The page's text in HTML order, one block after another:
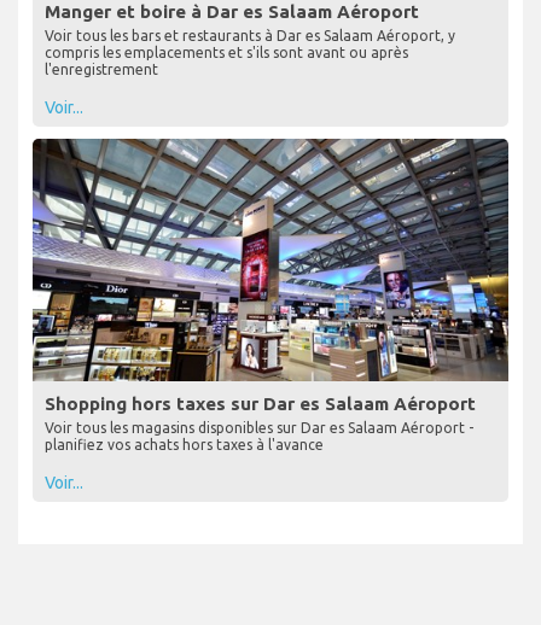
Manger et boire à Dar es Salaam Aéroport
Voir tous les bars et restaurants à Dar es Salaam Aéroport, y
compris les emplacements et s'ils sont avant ou après
l'enregistrement
Voir...
Shopping hors taxes sur Dar es Salaam Aéroport
Voir tous les magasins disponibles sur Dar es Salaam Aéroport -
planifiez vos achats hors taxes à l'avance
Voir...